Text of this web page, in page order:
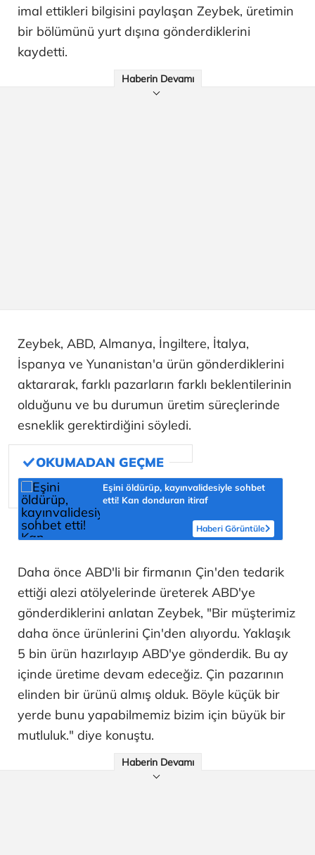
imal ettikleri bilgisini paylaşan Zeybek, üretimin
bir bölümünü yurt dışına gönderdiklerini
kaydetti.
Haberin Devamı
Zeybek, ABD, Almanya, İngiltere, İtalya,
İspanya ve Yunanistan'a ürün gönderdiklerini
aktararak, farklı pazarların farklı beklentilerinin
olduğunu ve bu durumun üretim süreçlerinde
esneklik gerektirdiğini söyledi.
Eşini öldürüp, kayınvalidesiyle sohbet
etti! Kan donduran itiraf
Haberi Görüntüle
Daha önce ABD'li bir firmanın Çin'den tedarik
ettiği alezi atölyelerinde üreterek ABD'ye
gönderdiklerini anlatan Zeybek, "Bir müşterimiz
daha önce ürünlerini Çin'den alıyordu. Yaklaşık
5 bin ürün hazırlayıp ABD'ye gönderdik. Bu ay
içinde üretime devam edeceğiz. Çin pazarının
elinden bir ürünü almış olduk. Böyle küçük bir
yerde bunu yapabilmemiz bizim için büyük bir
mutluluk." diye konuştu.
Haberin Devamı